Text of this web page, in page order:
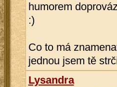
humorem
:)
Co to má
jednou jsem tě
Lysandra